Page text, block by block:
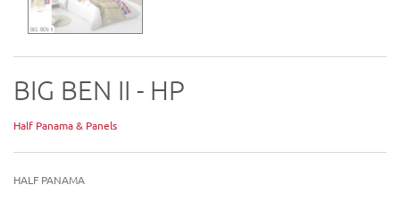
BIG BEN II - HP
Half Panama & Panels
HALF PANAMA